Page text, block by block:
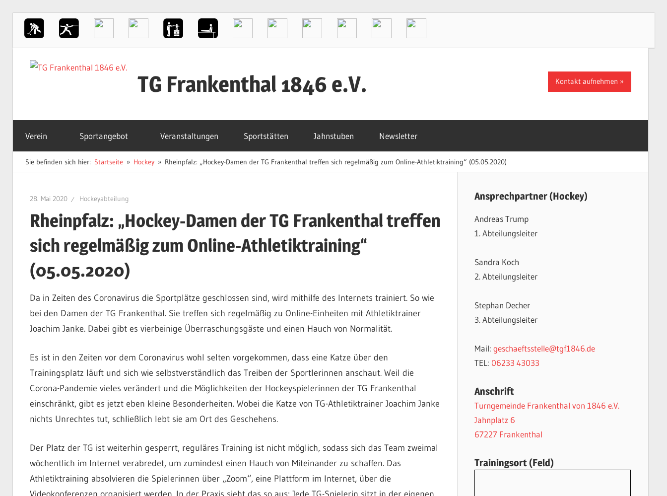
Inhalt
TG Frankenthal 1846 e.V.
Sportverein
in
Frankenthal
Kontakt aufnehmen
Verein Sportangebot Veranstaltungen Sportstätten Jahnstuben Newsletter
Sie befinden sich hier: Startseite Hockey Rheinpfalz: „Hockey-Damen der TG Frankenthal treffen sich regelmäßig zum Online-Athletiktraining“ (05.05.2020)
28. Mai 2020 Hockeyabteilung
Rheinpfalz: „Hockey-Damen der TG Frankenthal treffen
sich regelmäßig zum Online-Athletiktraining“
(05.05.2020)
Da in Zeiten des Coronavirus die Sportplätze geschlossen sind, wird mithilfe des Internets trainiert. So wie
bei den Damen der TG Frankenthal. Sie treffen sich regelmäßig zu Online-Einheiten mit Athletiktrainer
Joachim Janke. Dabei gibt es vierbeinige Überraschungsgäste und einen Hauch von Normalität.
Es ist in den Zeiten vor dem Coronavirus wohl selten vorgekommen, dass eine Katze über den
Trainingsplatz läuft und sich wie selbstverständlich das Treiben der Sportlerinnen anschaut. Weil die
Corona-Pandemie vieles verändert und die Möglichkeiten der Hockeyspielerinnen der TG Frankenthal
einschränkt, gibt es jetzt eben kleine Besonderheiten. Wobei die Katze von TG-Athletiktrainer Joachim Janke
nichts Unrechtes tut, schließlich lebt sie am Ort des Geschehens.
Der Platz der TG ist weiterhin gesperrt, reguläres Training ist nicht möglich, sodass sich das Team zweimal
wöchentlich im Internet verabredet, um zumindest einen Hauch von Miteinander zu schaffen. Das
Athletiktraining absolvieren die Spielerinnen über „Zoom“, eine Plattform im Internet, über die
Ansprechpartner (Hockey)
Andreas Trump
1. Abteilungsleiter
Sandra Koch
2. Abteilungsleiter
Stephan Decher
3. Abteilungsleiter
Mail: geschaeftsstelle@tgf1846.de
TEL: 06233 43033
Anschrift
Turngemeinde Frankenthal von 1846 e.V.
Jahnplatz 6
67227 Frankenthal
Trainingsort (Feld)